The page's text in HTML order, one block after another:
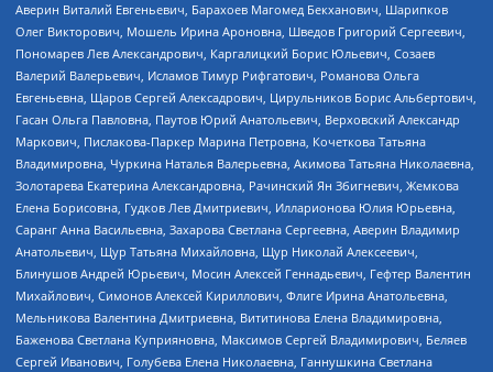
Аверин Виталий Евгеньевич, Барахоев Магомед Бекханович, Шарипков
Олег Викторович, Мошель Ирина Ароновна, Шведов Григорий Сергеевич,
Пономарев Лев Александрович, Каргалицкий Борис Юльевич, Созаев
Валерий Валерьевич, Исламов Тимур Рифгатович, Романова Ольга
Евгеньевна, Щаров Сергей Алексадрович, Цирульников Борис Альбертович,
Гасан Ольга Павловна, Паутов Юрий Анатольевич, Верховский Александр
Маркович, Пислакова-Паркер Марина Петровна, Кочеткова Татьяна
Владимировна, Чуркина Наталья Валерьевна, Акимова Татьяна Николаевна,
Золотарева Екатерина Александровна, Рачинский Ян Збигневич, Жемкова
Елена Борисовна, Гудков Лев Дмитриевич, Илларионова Юлия Юрьевна,
Саранг Анна Васильевна, Захарова Светлана Сергеевна, Аверин Владимир
Анатольевич, Щур Татьяна Михайловна, Щур Николай Алексеевич,
Блинушов Андрей Юрьевич, Мосин Алексей Геннадьевич, Гефтер Валентин
Михайлович, Симонов Алексей Кириллович, Флиге Ирина Анатольевна,
Мельникова Валентина Дмитриевна, Вититинова Елена Владимировна,
Баженова Светлана Куприяновна, Максимов Сергей Владимирович, Беляев
Сергей Иванович, Голубева Елена Николаевна, Ганнушкина Светлана